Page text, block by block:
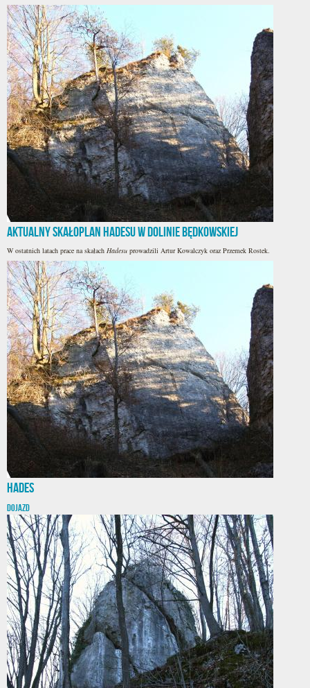
Aktualny skałoplan Hadesu w Dolinie Będkowskiej
W ostatnich latach prace na skałach Hadesu prowadzili Artur Kowalczyk oraz Przemek Rostek.
Hades
DOJAZD